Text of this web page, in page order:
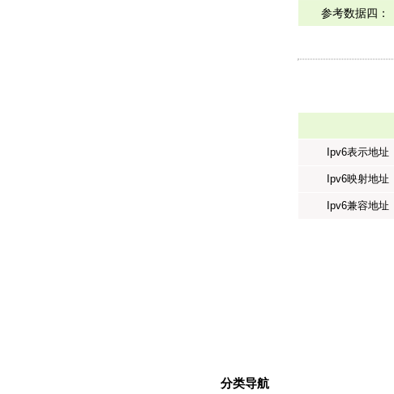
参考数据四：
Ipv6表示地址
Ipv6映射地址
Ipv6兼容地址
分类导航